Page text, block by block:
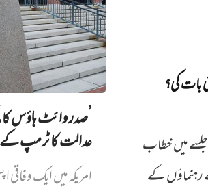
بات کی؟
میں خطاب
رہنماؤں کے
’صدر وائٹ ہاؤس کا
عدالت کا ٹرمپ
امریکہ میں ایک